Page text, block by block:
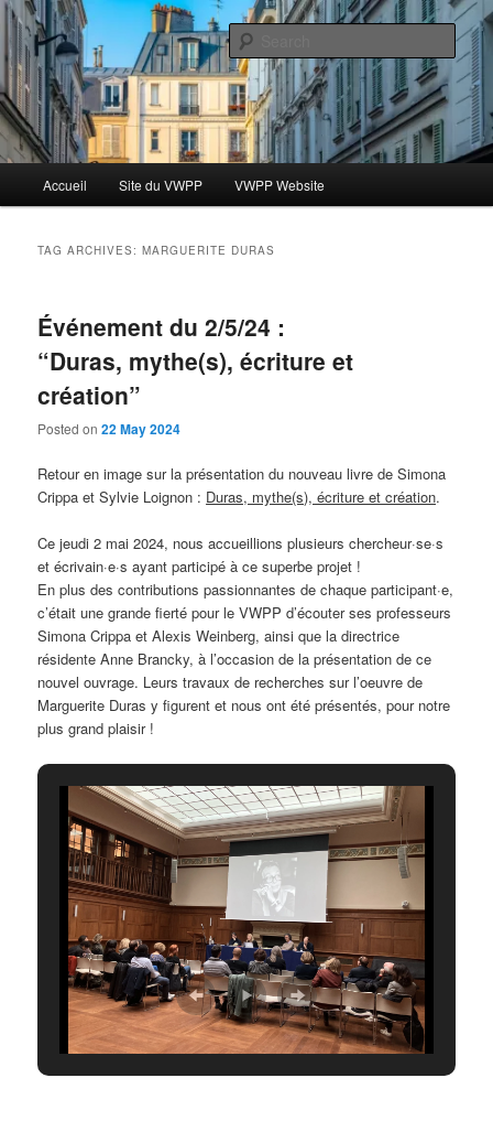
Skip
primary
content
Skip
secondary
contentBlog VWPP
Le blog des étudiants du Vassar-Wesleyan Programme à Paris
Accueil Site du VWPP VWPP Website
TAG ARCHIVES:MARGUERITE DURAS
Événement du 2/5/24 :
“Duras, mythe(s), écriture et
création”
Posted on22 May 2024
Retour en image sur la présentation du nouveau livre deSimona
Crippa et Sylvie Loignon : Duras, mythe(s), écriture et création.
Ce jeudi 2 mai 2024, nous accueillions plusieurs chercheur·se·s
et écrivain·e·s ayant participé à ce superbe projet !
En plus des contributions passionnantes de chaque participant·e,
c’était une grande fierté pour le VWPP d’écouter ses professeurs
Simona Crippa et Alexis Weinberg, ainsi que la directrice
résidente Anne Brancky, à l’occasion de la présentation de ce
nouvel ouvrage. Leurs travaux de recherches sur l’oeuvre de
Marguerite Duras y figurent et nous ont été présentés, pour notre
plus grand plaisir !